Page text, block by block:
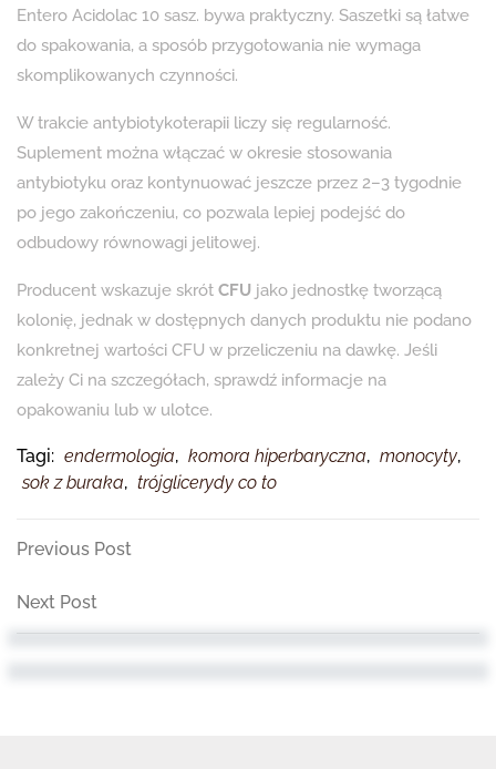
Entero Acidolac 10 sasz. bywa praktyczny. Saszetki są łatwe
do spakowania, a sposób przygotowania nie wymaga
skomplikowanych czynności.
W trakcie antybiotykoterapii liczy się regularność.
Suplement można włączać w okresie stosowania
antybiotyku oraz kontynuować jeszcze przez 2–3 tygodnie
po jego zakończeniu, co pozwala lepiej podejść do
odbudowy równowagi jelitowej.
Producent wskazuje skrót CFU jako jednostkę tworzącą
kolonię, jednak w dostępnych danych produktu nie podano
konkretnej wartości CFU w przeliczeniu na dawkę. Jeśli
zależy Ci na szczegółach, sprawdź informacje na
opakowaniu lub w ulotce.
Tagi: endermologia, komora hiperbaryczna, monocyty,
sok z buraka, trójglicerydy co to
Nawigacja
wpisu
Previous
Previous Post
Next
Next Post